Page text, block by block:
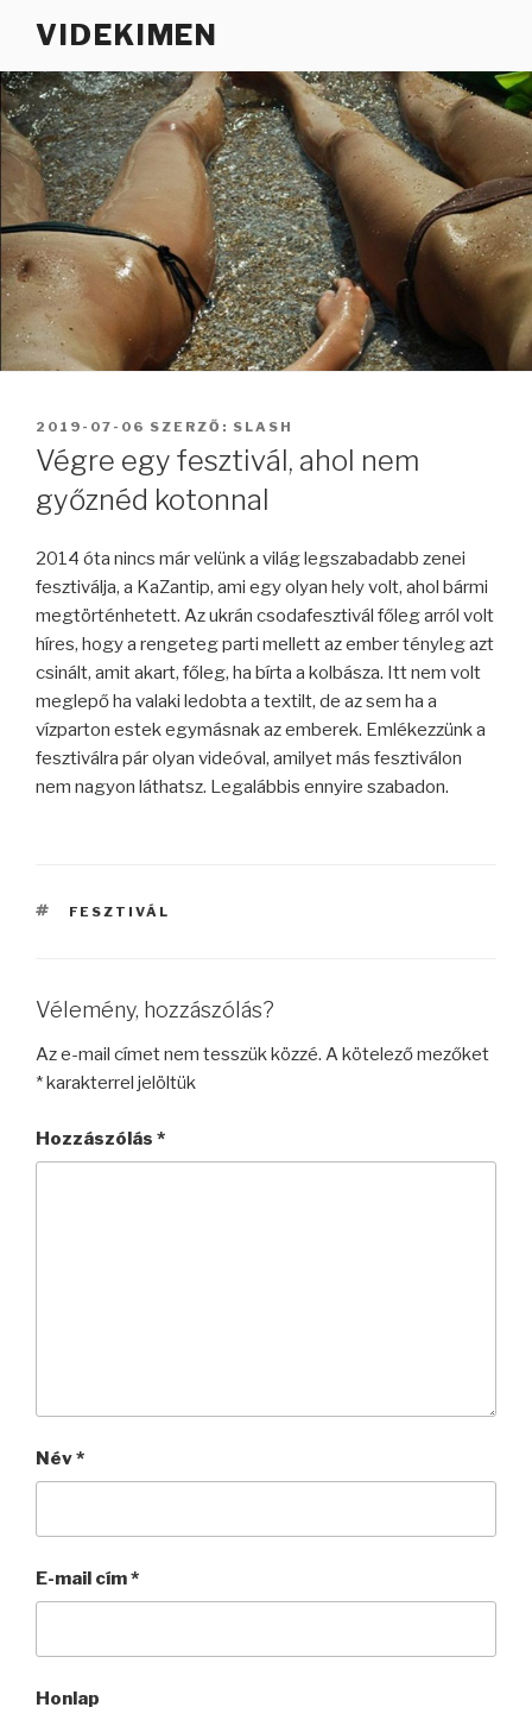
VIDEKIMEN
BEKÜLDVE:
2019-07-06 SZERZŐ: SLASH
Végre egy fesztivál, ahol nem
győznéd kotonnal
2014 óta nincs már velünk a világ legszabadabb zenei
fesztiválja, a KaZantip, ami egy olyan hely volt, ahol bármi
megtörténhetett. Az ukrán csodafesztivál főleg arról volt
híres, hogy a rengeteg parti mellett az ember tényleg azt
csinált, amit akart, főleg, ha bírta a kolbásza. Itt nem volt
meglepő ha valaki ledobta a textilt, de az sem ha a
vízparton estek egymásnak az emberek. Emlékezzünk a
fesztiválra pár olyan videóval, amilyet más fesztiválon
nem nagyon láthatsz. Legalábbis ennyire szabadon.
CÍMKÉK
FESZTIVÁL
Vélemény, hozzászólás?
Az e-mail címet nem tesszük közzé. A kötelező mezőket
*karakterrel jelöltük
Hozzászólás *
Név*
E-mail cím*
Honlap